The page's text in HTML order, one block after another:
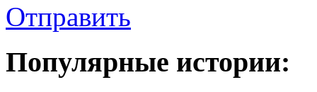
Отправить
Популярные истории: